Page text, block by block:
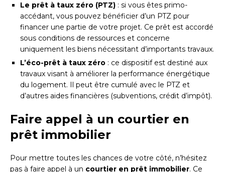
Le prêt à taux zéro (PTZ) : si vous êtes primo-
accédant, vous pouvez bénéficier d’un PTZ pour
financer une partie de votre projet. Ce prêt est accordé
sous conditions de ressources et concerne
uniquement les biens nécessitant d’importants travaux.
L’éco-prêt à taux zéro : ce dispositif est destiné aux
travaux visant à améliorer la performance énergétique
du logement. Il peut être cumulé avec le PTZ et
d’autres aides financières (subventions, crédit d’impôt).
Faire appel à un courtier en
prêt immobilier
Pour mettre toutes les chances de votre côté, n’hésitez
pas à faire appel à un courtier en prêt immobilier. Ce